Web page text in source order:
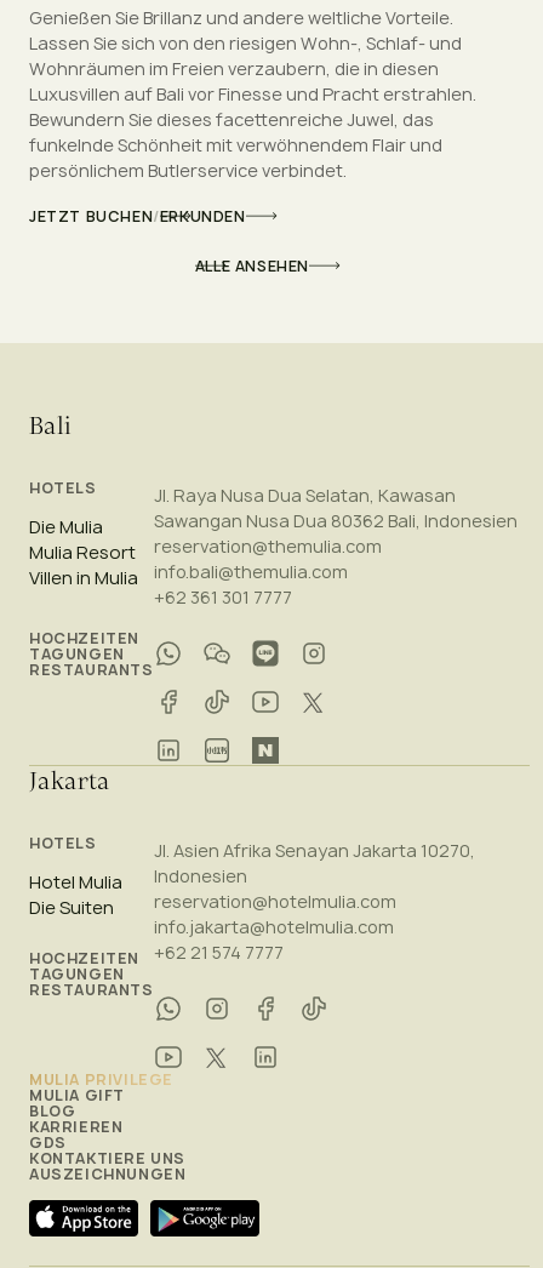
ALLE ANSEHEN
Genießen Sie Brillanz und andere weltliche Vorteile.
Lassen Sie sich von den riesigen Wohn-, Schlaf- und
Wohnräumen im Freien verzaubern, die in diesen
Luxusvillen auf Bali vor Finesse und Pracht erstrahlen.
Bewundern Sie dieses facettenreiche Juwel, das
funkelnde Schönheit mit verwöhnendem Flair und
persönlichem Butlerservice verbindet.
JETZT BUCHEN/ERKUNDEN
Bali
HOTELS
Die Mulia
Mulia Resort
Villen in Mulia
HOCHZEITEN
TAGUNGEN
RESTAURANTS
Jl. Raya Nusa Dua Selatan, Kawasan
Sawangan Nusa Dua 80362 Bali, Indonesien
reservation@themulia.com
info.bali@themulia.com
+62 361 301 7777
Jakarta
HOTELS
Hotel Mulia
Die Suiten
HOCHZEITEN
TAGUNGEN
RESTAURANTS
Jl. Asien Afrika Senayan Jakarta 10270,
Indonesien
reservation@hotelmulia.com
info.jakarta@hotelmulia.com
+62 21 574 7777
MULIA PRIVILEGE
MULIA GIFT
BLOG
KARRIEREN
GDS
KONTAKTIERE UNS
AUSZEICHNUNGEN